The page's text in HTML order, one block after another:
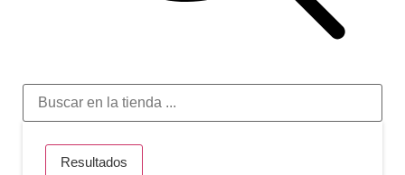
Resultados